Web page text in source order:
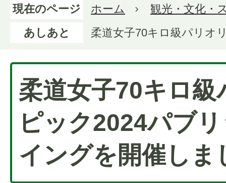
現在のページ ホーム
観光・文化・
あしあと
柔道女子70キロ級パリオ
柔道女子70キロ級
ピック2024パブ
イングを開催しま